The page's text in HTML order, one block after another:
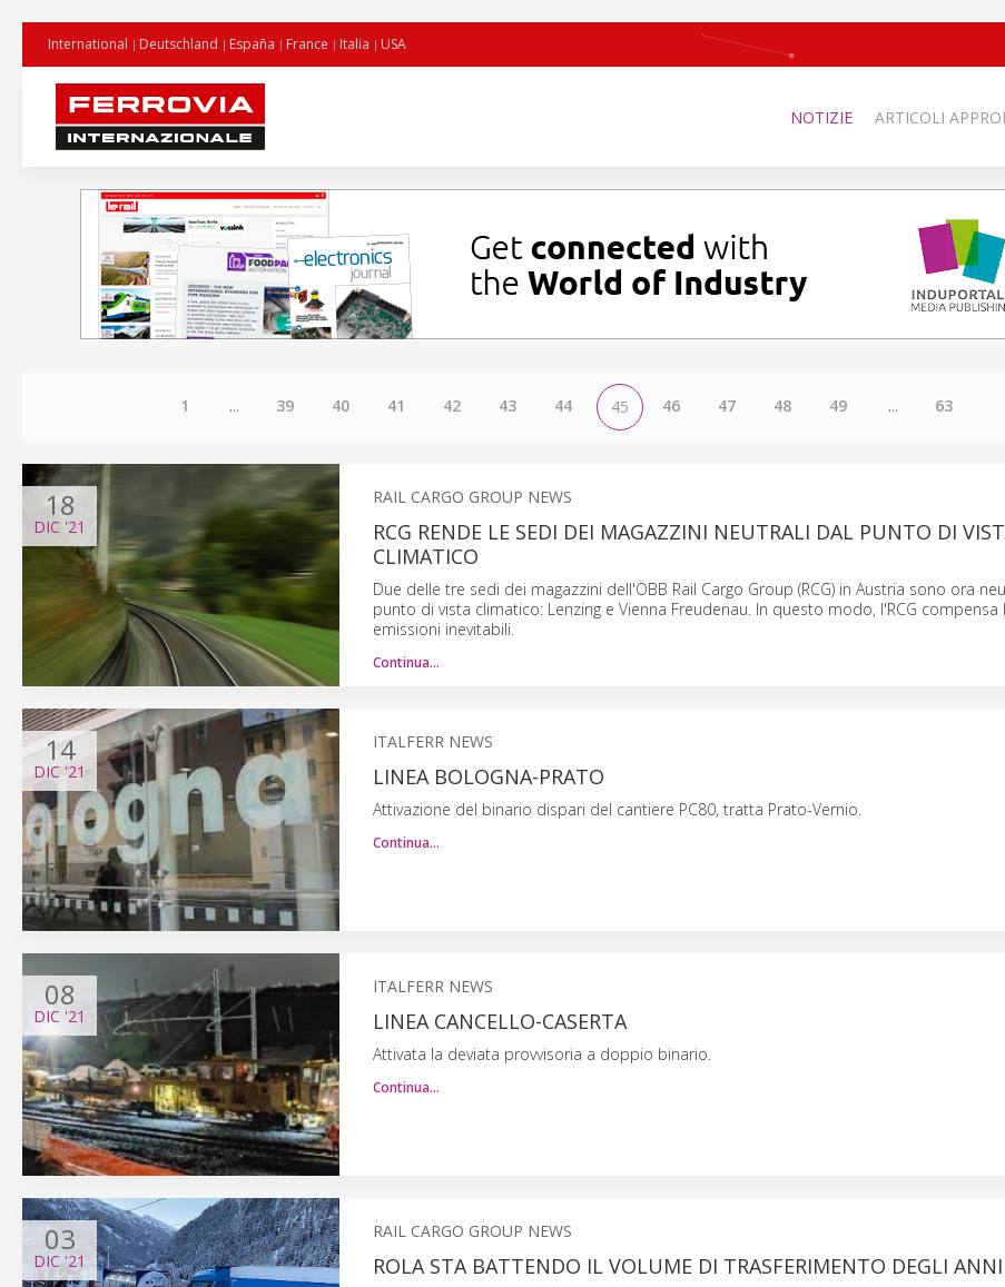
International Deutschland España France Italia USA
NOTIZIE ARTICOLI
1 ... 39 40 41 42 43 44 45 46 47 48 49 ... 63
18
DIC '21
RAIL CARGO GROUP NEWS
RCG RENDE LE SEDI DEI MAGAZZINI NEUTRALI DAL PUNTO DI
CLIMATICO
Due delle tre sedi dei magazzini dell'ÖBB Rail Cargo Group (RCG) in Austria sono ora
punto di vista climatico: Lenzing e Vienna Freudenau. In questo modo, l'RCG compensa
emissioni inevitabili.
Continua…
14
DIC '21
ITALFERR NEWS
LINEA BOLOGNA-PRATO
Attivazione del binario dispari del cantiere PC80, tratta Prato-Vernio.
Continua…
08
DIC '21
ITALFERR NEWS
LINEA CANCELLO-CASERTA
Attivata la deviata provvisoria a doppio binario.
Continua…
03
DIC'21
RAIL CARGO GROUP NEWS
ROLA STA BATTENDO IL VOLUME DI TRASFERIMENTO DEGLI ANNI